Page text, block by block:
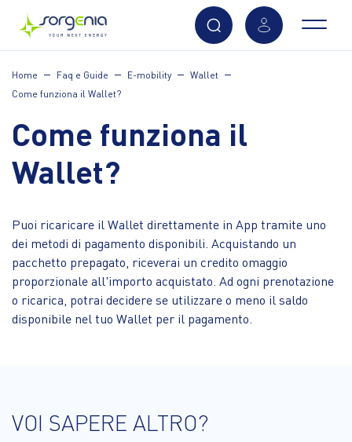
contenuto
Home Faq e Guide E-mobility
Wallet
Come funziona il Wallet?
Come funziona il
Wallet?
Puoi ricaricare il Wallet direttamente in App tramite uno
dei metodi di pagamento disponibili. Acquistando un
pacchetto prepagato, riceverai un credito omaggio
proporzionale all'importo acquistato. Ad ogni prenotazione
o ricarica, potrai decidere se utilizzare o meno il saldo
disponibile nel tuo Wallet per il pagamento.
VOI SAPERE ALTRO?